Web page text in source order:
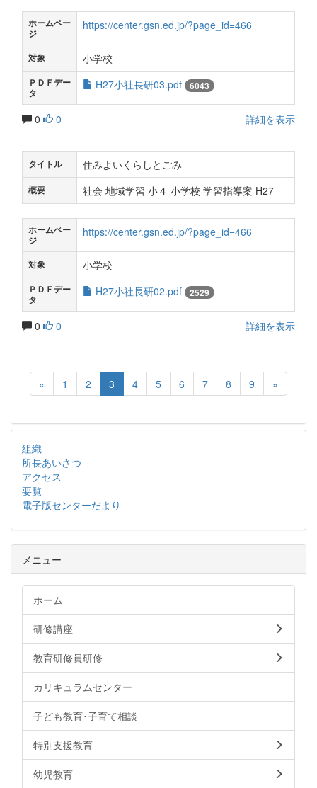
ホームペー
ジ
https://center.gsn.ed.jp/?page_id=466
対象 小学校
ＰＤＦデー
タ
H27小社長研03.pdf 6043
0 0 詳細を表示
タイトル 住みよいくらしとごみ
概要 社会 地域学習 小４ 小学校 学習指導案 H27
ホームペー
ジ
https://center.gsn.ed.jp/?page_id=466
対象 小学校
ＰＤＦデー
タ
H27小社長研02.pdf 2529
0 0 詳細を表示
« 1 2 3 4 5 6 7 8 9 »
組織
所長あいさつ
アクセス
要覧
電子版センターだより
メニュー
ホーム
研修講座
教育研修員研修
カリキュラムセンター
子ども教育･子育て相談
特別支援教育
幼児教育